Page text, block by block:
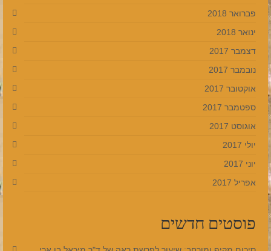
פברואר 2018
ינואר 2018
דצמבר 2017
נובמבר 2017
אוקטובר 2017
ספטמבר 2017
אוגוסט 2017
יולי 2017
יוני 2017
אפריל 2017
פוסטים חדשים